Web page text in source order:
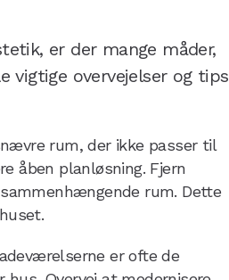
er der mange måder,
vigtige overvejelser og tips
rum, der ikke passer til
åben planløsning. Fjern
rum. Dette
er ofte de